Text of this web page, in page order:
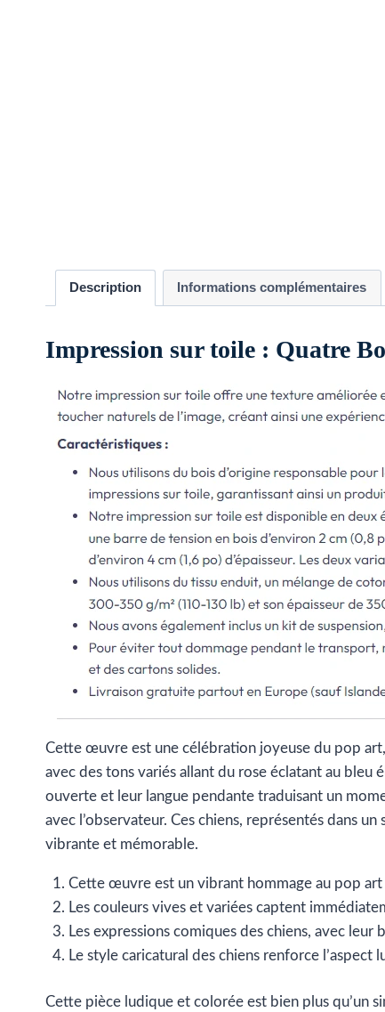
Description Informations complémentaires
Impression sur toile : Quatre
Cette œuvre est une célébration joyeuse du pop
avec des tons variés allant du rose éclatant au
ouverte et leur langue pendante traduisant un
avec l’observateur. Ces chiens, représentés dans
vibrante et mémorable.
Cette œuvre est un vibrant hommage au pop
Les couleurs vives et variées captent
Les expressions comiques des chiens, avec
Le style caricatural des chiens renforce
Cette pièce ludique et colorée est bien plus qu’un